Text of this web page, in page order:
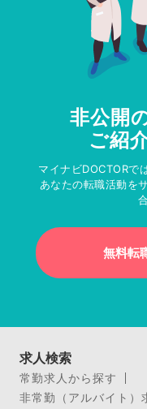
非公開
ご紹
マイナビDOCTORで
あなたの転職活動を
無料転
求人検索
常勤求人から探す
非常勤（アルバイト）